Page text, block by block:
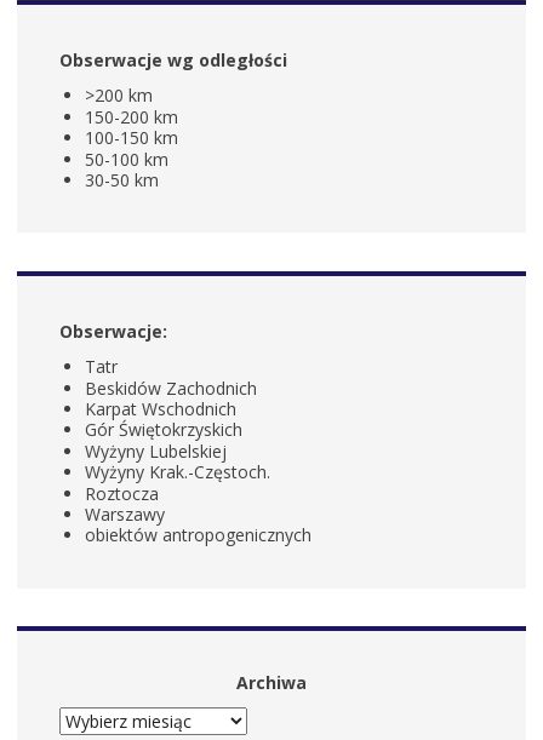
Obserwacje wg odległości
>200 km
150-200 km
100-150 km
50-100 km
30-50 km
Obserwacje:
Tatr
Beskidów Zachodnich
Karpat Wschodnich
Gór Świętokrzyskich
Wyżyny Lubelskiej
Wyżyny Krak.-Częstoch.
Roztocza
Warszawy
obiektów antropogenicznych
Archiwa
ARCHIWA